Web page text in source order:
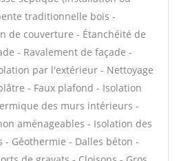
traditionnelle bois -
de couverture - Étanchéité de
- Ravalement de façade -
par l'extérieur - Nettoyage
- Faux plafond - Isolation
des murs intérieurs -
aménageables - Isolation des
- Géothermie - Dalles béton -